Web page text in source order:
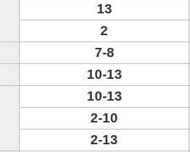
13
2
7-8
10-13
10-13
2-10
2-13